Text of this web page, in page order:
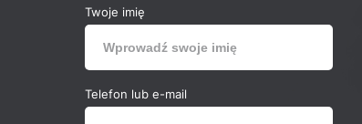
Twoje imię
Telefon lub e-mail